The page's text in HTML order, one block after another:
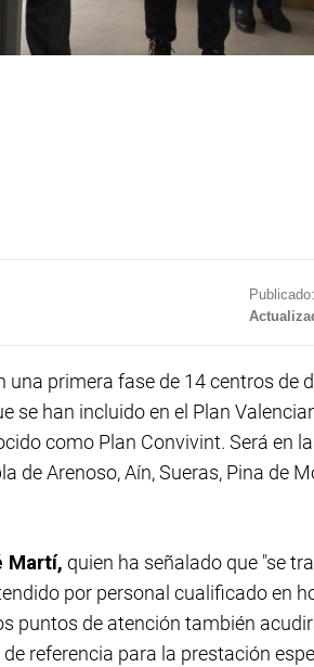
una primera fase de 14 centros de
se han incluido en el Plan
como Plan Convivint. Será en
de Arenoso, Aín, Sueras, Pina de
Martí, quien ha señalado que "se
por personal cualificado en
puntos de atención también
referencia para la prestación